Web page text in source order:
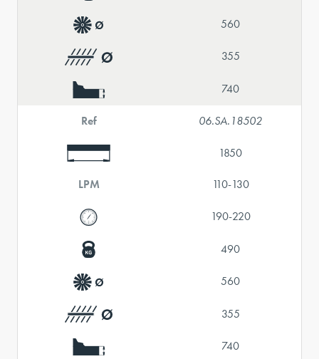
560
355
740
Ref 06.SA.18502
1850
LPM 110-130
190-220
490
560
355
740